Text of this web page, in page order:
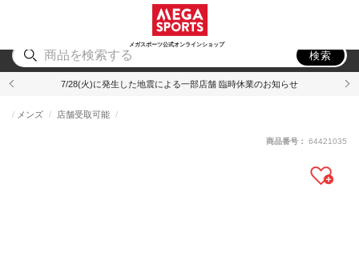
メガスポーツ公式オンラインショップ
アウトドア
検索
7/28(火)に発生した地震による一部店舗 臨時休業のお知らせ
メンズ 店舗受取可能
商品番号： 64421035